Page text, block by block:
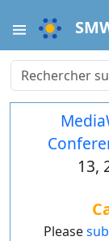
13,
Please